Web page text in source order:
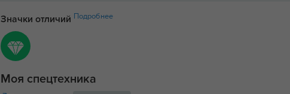
Значки отличий Подробнее
Моя спецтехника